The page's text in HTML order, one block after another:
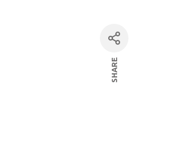
facebook
SHARE